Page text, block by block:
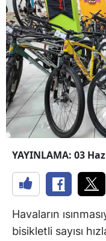
YAYINLAMA: 03
Havaların
bisikletli sayısı